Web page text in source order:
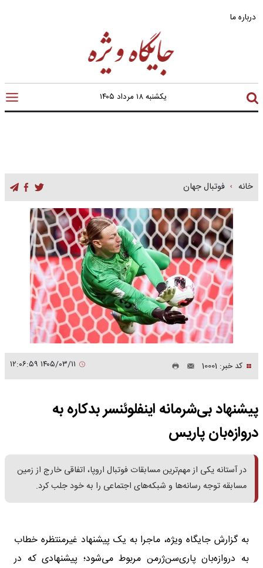
درباره ما
یکشنبه ۱۸ مرداد ۱۴۰۵
خانه فوتبال جهان
کد خبر: 10001
پیشنهاد بی‌شرمانه اینفلوئنسر بدکاره به
دروازه‌بان پاریس
در آستانه یکی از مهم‌ترین مسابقات فوتبال اروپا، اتفاقی خارج از زمین
مسابقه توجه رسانه‌ها و شبکه‌های اجتماعی را به خود جلب کرد.
به گزارش جایگاه ویژه، ماجرا به یک پیشنهاد غیرمنتظره خطاب
به دروازه‌بان پاری‌سن‌ژرمن مربوط می‌شود؛ پیشنهادی که در